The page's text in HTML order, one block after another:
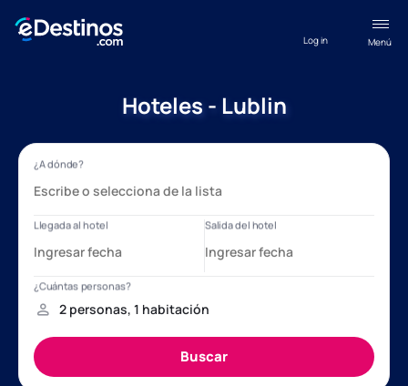
Menú
Log in
Hoteles - Lublin